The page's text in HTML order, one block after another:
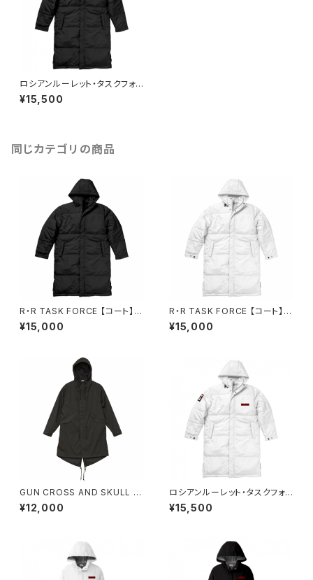
ロシアンルーレット・タスクフォ
ース【寒冷地帯戦用】ヘビーコー
ト （ブラック）
¥15,500
同じカテゴリの商品
R・R TASK FORCE 【コート】ブ
ラック
¥15,000
R・R TASK FORCE 【コート】ホ
ワイト
¥15,000
GUN CROSS AND SKULL 【
コート・ブラック 】
¥12,000
ロシアンルーレット・タスクフォ
ース【寒冷地帯戦用】ヘビーコー
ト （ホワイト）
¥15,500